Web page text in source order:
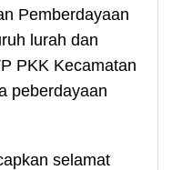
Pemberdayaan
lurah dan
PKK Kecamatan
peberdayaan
selamat